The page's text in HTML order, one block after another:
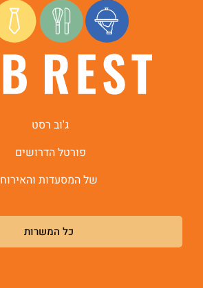
ג'וב רסט
פורטל הדרושים
של המסעדות והאירוח
כל המשרות